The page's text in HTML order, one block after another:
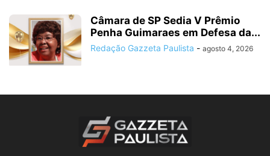
Câmara de SP Sedia V Prêmio
Penha Guimaraes em Defesa da...
Redação Gazzeta Paulista - agosto 4, 2026